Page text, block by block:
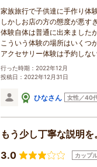
家族旅行で子供達に手作り体
しかしお店の方の態度が悪す
体験自体は普通に出来ました
こういう体験の場所はいくつ
アクセサリー体験は予約しな
行った時期：2022年12月
投稿日：2022年12月31日
ひなさん 女性／40
もう少し丁寧な説明を。
3.0
カップ